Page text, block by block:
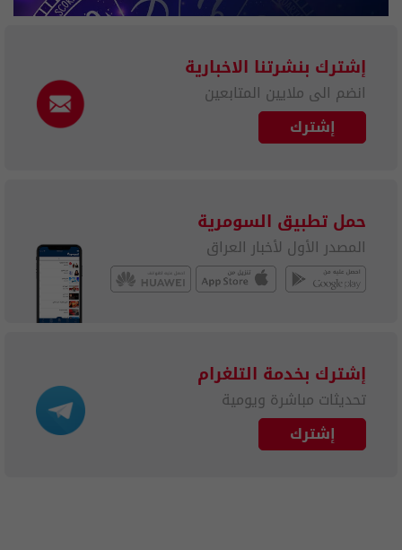
إشترك بنشرتنا الاخبارية
انضم الى ملايين المتابعين
إشترك
حمل تطبيق السومرية
المصدر الأول لأخبار العراق
إشترك بخدمة التلغرام
تحديثات مباشرة ويومية
إشترك